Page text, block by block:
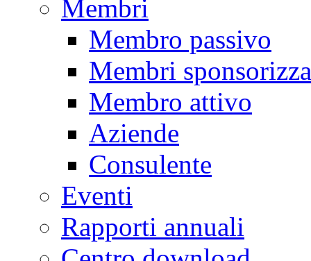
Membri
Membro passivo
Membri
Membro attivo
Aziende
Consulente
Eventi
Rapporti annuali